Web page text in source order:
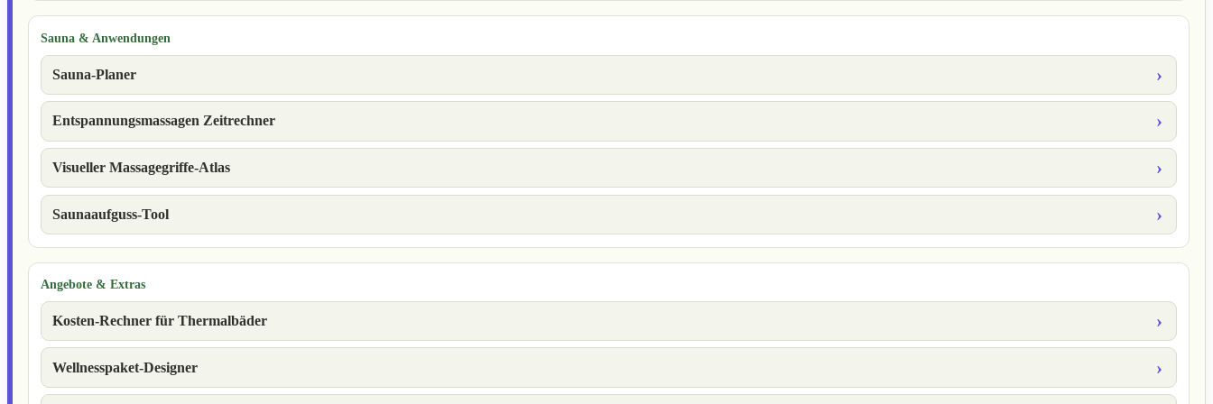
Sauna & Anwendungen
Sauna-Planer
Entspannungsmassagen Zeitrechner
Visueller Massagegriffe-Atlas
Saunaaufguss-Tool
Angebote & Extras
Kosten-Rechner für Thermalbäder
Wellnesspaket-Designer